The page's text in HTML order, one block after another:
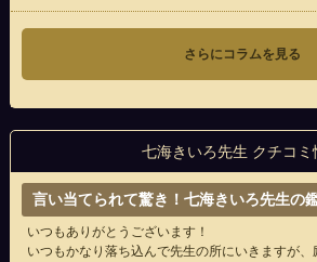
さらにコラムを見る
七海きいろ先生 クチコミ
言い当てられて驚き！七海きいろ先生の
いつもありがとうございます！
いつもかなり落ち込んで先生の所にいきますが、